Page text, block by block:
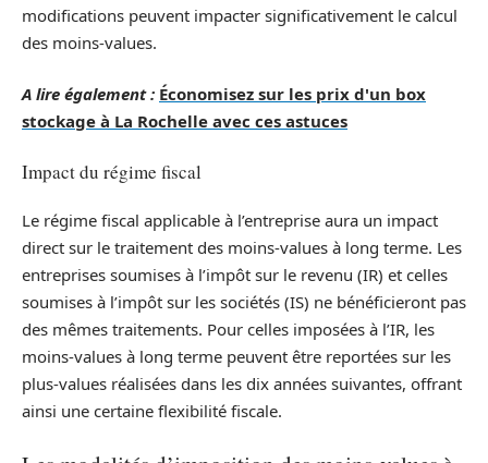
modifications peuvent impacter significativement le calcul
des moins-values.
A lire également : Économisez sur les prix d'un box
stockage à La Rochelle avec ces astuces
Impact du régime fiscal
Le régime fiscal applicable à l’entreprise aura un impact
direct sur le traitement des moins-values à long terme. Les
entreprises soumises à l’impôt sur le revenu (IR) et celles
soumises à l’impôt sur les sociétés (IS) ne bénéficieront pas
des mêmes traitements. Pour celles imposées à l’IR, les
moins-values à long terme peuvent être reportées sur les
plus-values réalisées dans les dix années suivantes, offrant
ainsi une certaine flexibilité fiscale.